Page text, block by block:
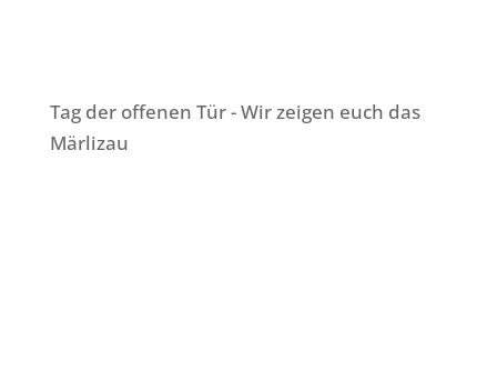
Tag der offenen Tür - Wir zeigen euch das
Märlizau